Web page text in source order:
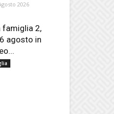
2026
famiglia 2,
agosto in